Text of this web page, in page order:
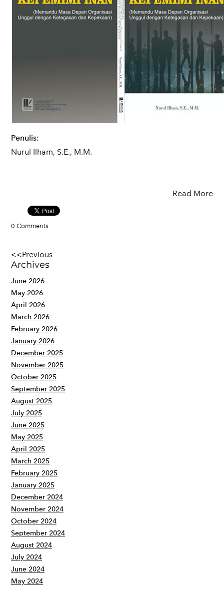
Penulis:
Nurul Ilham, S.E., M.M.
Read More
0 Comments
<<Previous
Archives
June 2026
May 2026
April 2026
March 2026
February 2026
January 2026
December 2025
November 2025
October 2025
September 2025
August 2025
July 2025
June 2025
May 2025
April 2025
March 2025
February 2025
January 2025
December 2024
November 2024
October 2024
September 2024
August 2024
July 2024
June 2024
May 2024